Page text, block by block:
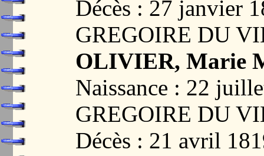
Décès : 27 janvier
GREGOIRE DU
OLIVIER, Marie
Naissance : 22
GREGOIRE DU
Décès : 21 avril